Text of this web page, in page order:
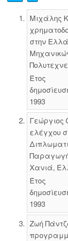
Μιχάλης
στην
Έτος
1993
ελέγχου
Χανιά,
Έτος
1993
Ζωή